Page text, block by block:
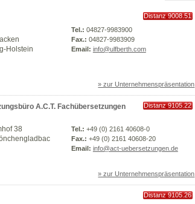
Distanz 9008.51
Holstein
Tel.: 04827-9983900
Fax.: 04827-9983909
Email: info@ulfberth.com
» zur Unternehmenspräsentation
A.C.T. Fachübersetzungen
Distanz 9105.22
38
Tel.: +49 (0) 2161 40608-0
Fax.: +49 (0) 2161 40608-20
Email: info@act-uebersetzungen.de
» zur Unternehmenspräsentation
Distanz 9105.26